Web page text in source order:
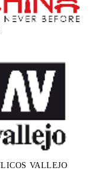
VALLEJO